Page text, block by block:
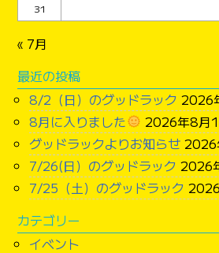
31
« 7月
最近の投稿
8/2（日）のグッドラック 2026
8月に入りました
2026年8月
グッドラックよりお知らせ 2026
7/26(日）のグッドラック 2026
7/25（土）のグッドラック
カテゴリー
イベント